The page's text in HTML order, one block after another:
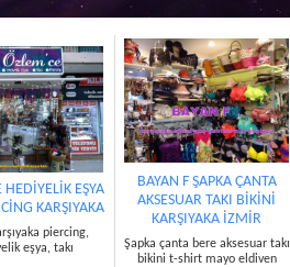
HEDİYELİK EŞYA
KARŞIYAKA
piercing,
eşya, takı
BAYAN F ŞAPKA ÇANTA
AKSESUAR TAKI BİKİNİ
KARŞIYAKA İZMİR
Şapka çanta bere aksesuar takı
bikini t-shirt mayo eldiven